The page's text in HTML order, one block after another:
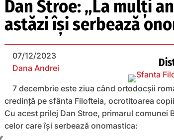
Dan Stroe: „La mulți
astăzi își serbează
07/12/2023
Dana Andrei
7 decembrie este ziua când ortodocșii
credință pe sfânta Filofteia, ocrotitoarea
Cu acest prilej Dan Stroe, primarul comunei
celor care își serbează onomastica: